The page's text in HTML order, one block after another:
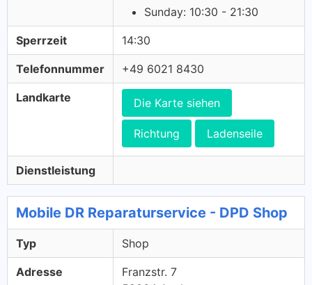
Sunday: 10:30 - 21:30
Sperrzeit 14:30
Telefonnummer +49 6021 8430
Landkarte Die Karte siehen
Richtung Ladenseile
Dienstleistung
Mobile DR Reparaturservice - DPD Shop
Typ Shop
Adresse
Franzstr. 7